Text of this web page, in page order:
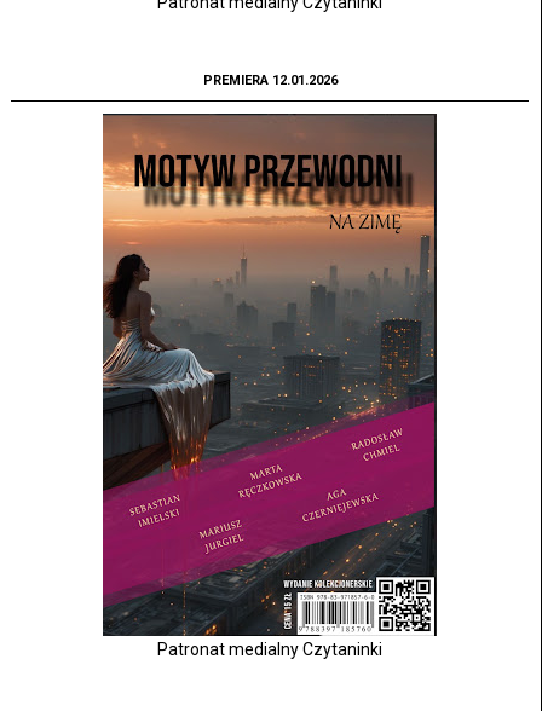
PREMIERA 12.01.2026
Patronat medialny Czytaninki